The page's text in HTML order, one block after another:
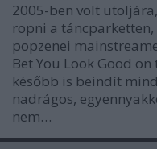
2005-ben volt
ropni a
popzenei
Bet You Look Good
később is beindít
nadrágos,
nem…